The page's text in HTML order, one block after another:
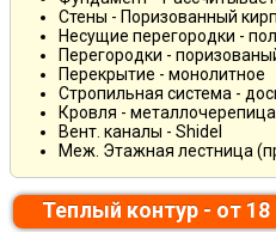
Стены - Поризованный
Несущие перегородки -
Перегородки -
Перекрытие - монолитное
Стропильная система -
Кровля - металлочерепица
Вент. каналы - Shidel
Меж. Этажная лестница
Теплый контур - от